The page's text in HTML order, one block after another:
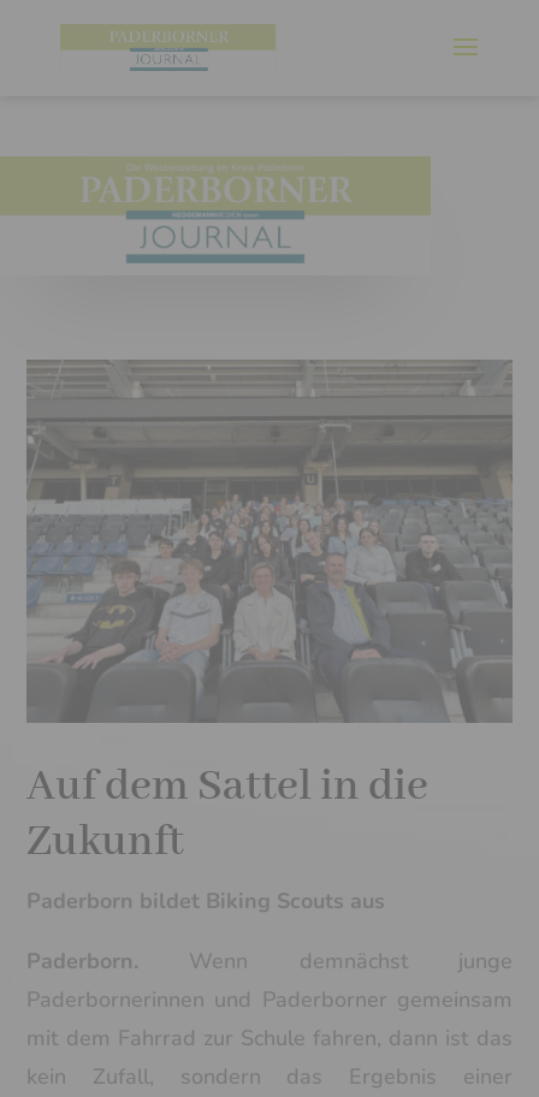
Auf dem Sattel in die
Zukunft
Paderborn bildet Biking Scouts aus
Paderborn. Wenn demnächst junge
Paderbornerinnen und Paderborner gemeinsam
mit dem Fahrrad zur Schule fahren, dann ist das
kein Zufall, sondern das Ergebnis einer